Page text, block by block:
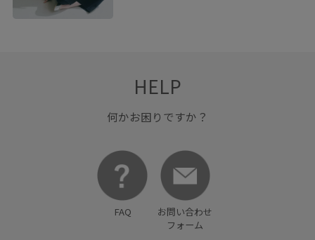
HELP
何かお困りですか？
FAQ
お問い合わせ
フォーム